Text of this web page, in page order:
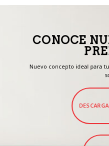
CONOCE
Nuevo concepto ideal para